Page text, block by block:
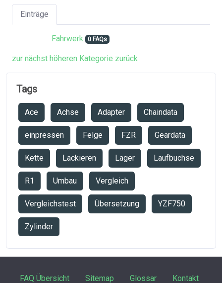
Einträge
Fahrwerk 0 FAQs
zur nächst höheren Kategorie zurück
Tags
Ace Achse Adapter Chaindata
einpressen Felge FZR Geardata
Kette Lackieren Lager Laufbuchse
R1 Umbau Vergleich
Vergleichstest Übersetzung YZF750
Zylinder
FAQ Übersicht Sitemap Glossar Kontakt